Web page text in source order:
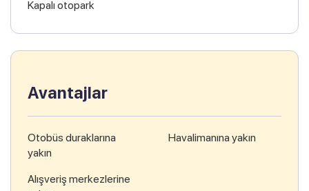
Kapalı otopark
Avantajlar
Otobüs duraklarına
yakın
Alışveriş merkezlerine
Havalimanına yakın